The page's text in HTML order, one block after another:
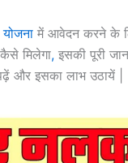
में आवेदन करने के
मिलेगा, इसकी पूरी
इसका लाभ उठायें |